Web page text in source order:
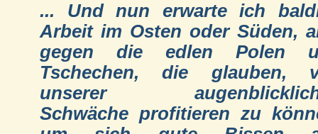
... Und nun erwarte ich
Arbeit im Osten oder Süden,
gegen die edlen Polen
Tschechen, die glauben,
unserer
Schwäche profitieren zu